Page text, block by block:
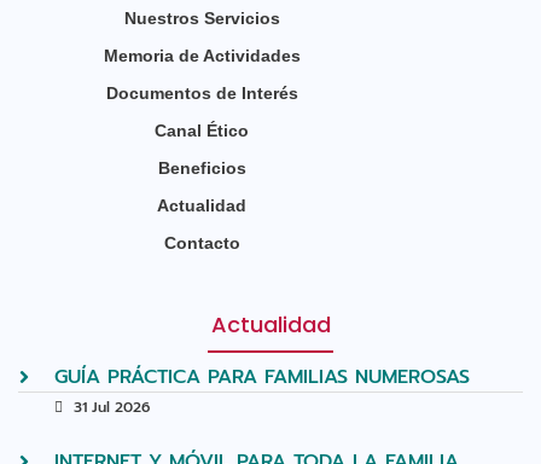
Nuestros Servicios
Memoria de Actividades
Documentos de Interés
Canal Ético
Beneficios
Actualidad
Contacto
Actualidad
GUÍA PRÁCTICA PARA FAMILIAS NUMEROSAS
31 Jul 2026